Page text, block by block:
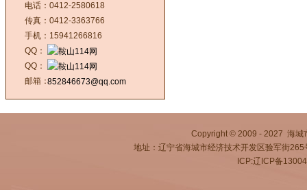
电话：0412-2580618
传真：0412-3363766
手机：15941266816
QQ：
QQ：
邮箱：852846673@qq.com
Copyright © 2009 - 2027 海城
地址：辽宁省海城市经济技术开发区验军
ICP:辽ICP备